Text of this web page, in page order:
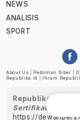
NEWS
ANALISIS
SPORT
About Us Pedoman Siber
Republika.id
Republika telah
Sertifikat Nomor
https://